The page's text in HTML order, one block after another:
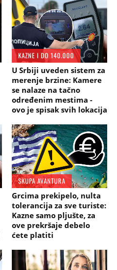
KAZNE I DO 140.000
U Srbiji uveden sistem za
merenje brzine: Kamere
se nalaze na tačno
određenim mestima -
ovo je spisak svih lokacija
SKUPA AVANTURA
Grcima prekipelo, nulta
tolerancija za sve turiste:
Kazne samo pljušte, za
ove prekršaje debelo
ćete platiti